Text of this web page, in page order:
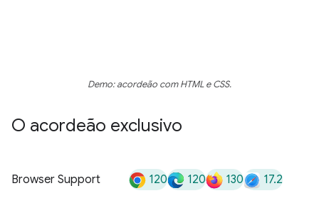
Demo: acordeão com HTML e CSS.
O acordeão exclusivo
Browser Support 120 120 130 17.2